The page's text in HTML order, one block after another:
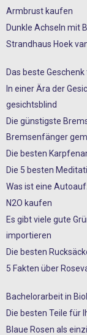
Armbrust kaufen
Dunkle Achseln mit
Strandhaus Hoek
Das beste
In einer Ära der
gesichtsblind
Die günstigste
Bremsenfänger
Die besten
Die 5 besten
Was ist eine
N2O kaufen
Es gibt viele gute
importieren
Die besten
5 Fakten über
Bachelorarbeit in
Die besten Teile für
Blaue Rosen als